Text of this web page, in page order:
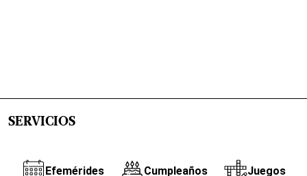
SERVICIOS
Efemérides Cumpleaños Juegos